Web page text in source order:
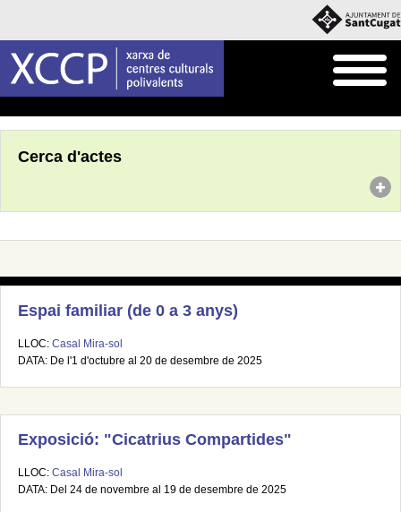
Cerca d'actes
Espai familiar (de 0 a 3 anys)
LLOC: Casal Mira-sol
DATA: De l'1 d'octubre al 20 de desembre de 2025
Exposició: "Cicatrius Compartides"
LLOC: Casal Mira-sol
DATA: Del 24 de novembre al 19 de desembre de 2025